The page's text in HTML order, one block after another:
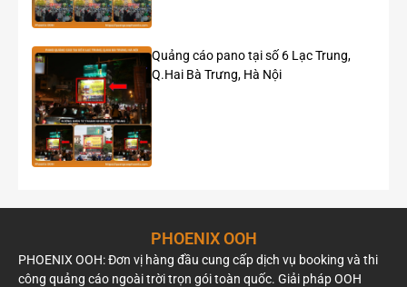
Quảng cáo pano tại số 6 Lạc Trung,
Q.Hai Bà Trưng, Hà Nội
PHOENIX OOH
PHOENIX OOH: Đơn vị hàng đầu cung cấp dịch vụ booking và thi
công quảng cáo ngoài trời trọn gói toàn quốc. Giải pháp OOH